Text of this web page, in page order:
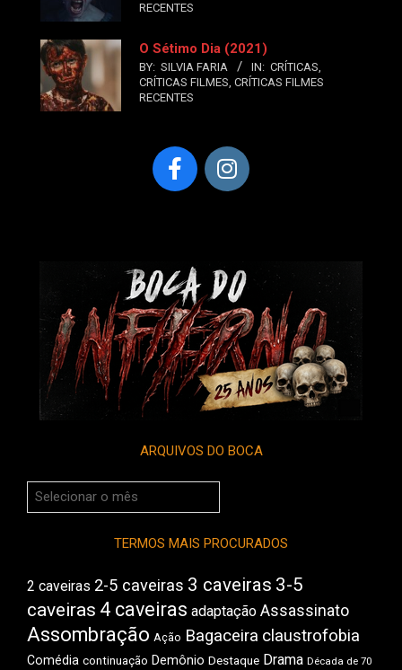
RECENTES
O Sétimo Dia (2021)
BY: SILVIA FARIA IN: CRÍTICAS,
CRÍTICAS FILMES, CRÍTICAS FILMES
RECENTES
ARQUIVOS DO BOCA
Arquivos
do
TERMOS MAIS PROCURADOS
2 caveiras 2-5 caveiras 3 caveiras 3-5
caveiras 4 caveiras adaptação Assassinato
Assombração Ação Bagaceira claustrofobia
Comédia continuação Demônio Destaque Drama Década de 70